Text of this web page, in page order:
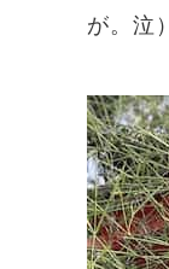
が。泣）